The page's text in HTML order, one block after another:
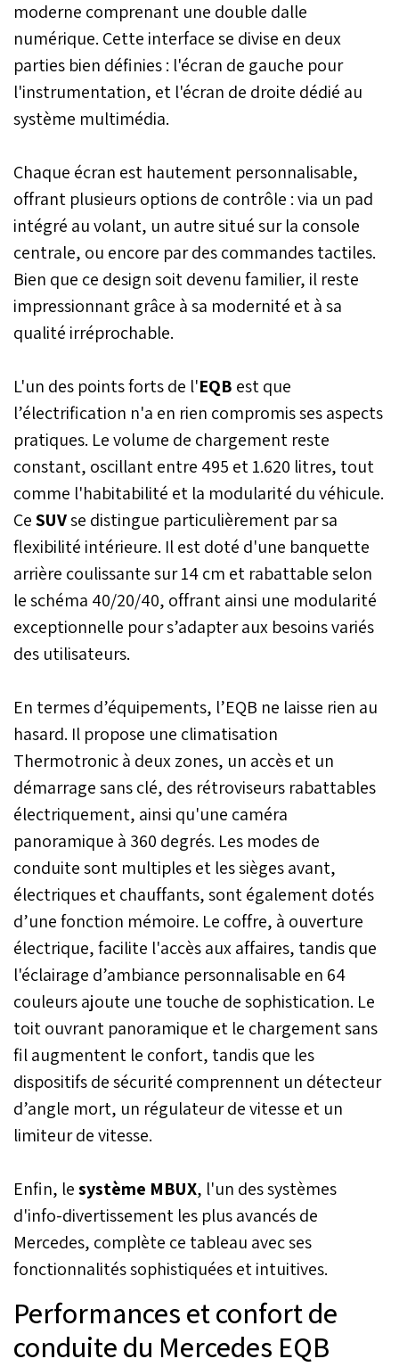
moderne comprenant une double dalle
numérique. Cette interface se divise en deux
parties bien définies : l'écran de gauche pour
l'instrumentation, et l'écran de droite dédié au
système multimédia.
Chaque écran est hautement personnalisable,
offrant plusieurs options de contrôle : via un pad
intégré au volant, un autre situé sur la console
centrale, ou encore par des commandes tactiles.
Bien que ce design soit devenu familier, il reste
impressionnant grâce à sa modernité et à sa
qualité irréprochable.
L'un des points forts de l'EQB est que
l’électrification n'a en rien compromis ses aspects
pratiques. Le volume de chargement reste
constant, oscillant entre 495 et 1.620 litres, tout
comme l'habitabilité et la modularité du véhicule.
CeSUVse distingue particulièrement par sa
flexibilité intérieure. Il est doté d'une banquette
arrière coulissante sur 14 cm et rabattable selon
le schéma 40/20/40, offrant ainsi une modularité
exceptionnelle pour s’adapter aux besoins variés
des utilisateurs.
En termes d’équipements, l’EQB ne laisse rien au
hasard. Il propose une climatisation
Thermotronic à deux zones, un accès et un
démarrage sans clé, des rétroviseurs rabattables
électriquement, ainsi qu'une caméra
panoramique à 360 degrés. Les modes de
conduite sont multiples et les sièges avant,
électriques et chauffants, sont également dotés
d’une fonction mémoire. Le coffre, à ouverture
électrique, facilite l'accès aux affaires, tandis que
l'éclairage d’ambiance personnalisable en 64
couleurs ajoute une touche de sophistication. Le
toit ouvrant panoramique et le chargement sans
fil augmentent le confort, tandis que les
dispositifs de sécurité comprennent un détecteur
d’angle mort, un régulateur de vitesse et un
limiteur de vitesse.
Enfin, lesystème MBUX, l'un des systèmes
d'info-divertissement les plus avancés de
Mercedes, complète ce tableau avec ses
fonctionnalités sophistiquées et intuitives.
Performances et confort de
conduite du Mercedes EQB